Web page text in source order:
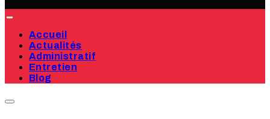
Accueil
Actualités
Administratif
Entretien
Blog